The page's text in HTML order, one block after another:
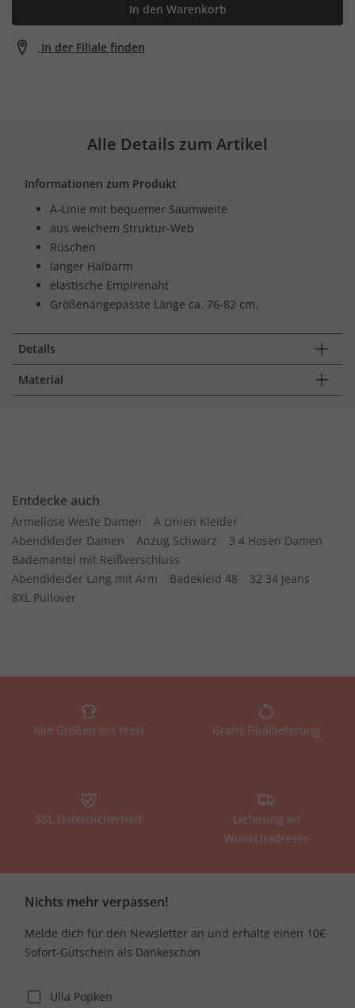
In den Warenkorb
In der Filiale finden
Alle Details zum Artikel
Informationen zum Produkt
A-Linie mit bequemer Saumweite
aus weichem Struktur-Web
Rüschen
langer Halbarm
elastische Empirenaht
Größenangepasste Länge ca. 76-82 cm.
Details
Material
Entdecke auch
Ärmellose Weste Damen
A Linien Kleider
Abendkleider Damen
Anzug Schwarz
3 4 Hosen Damen
Bademantel mit Reißverschluss
Abendkleider Lang mit Arm
Badekleid 48
32 34 Jeans
8XL Pullover
Alle Größen ein Preis Gratis Filiallieferung
SSL Datensicherheit
Lieferung an
Wunschadresse
Nichts mehr verpassen!
Melde dich für den Newsletter an und erhalte einen 10€
Sofort-Gutschein als Dankeschön
Ulla Popken